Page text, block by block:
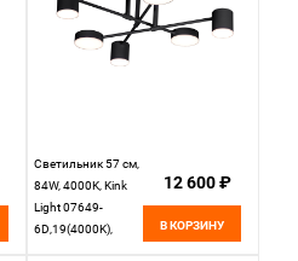
Светильник 57 см,
84W, 4000K, Kink
Light 07649-
6D,19(4000K),
12 600 ₽
В КОРЗИНУ